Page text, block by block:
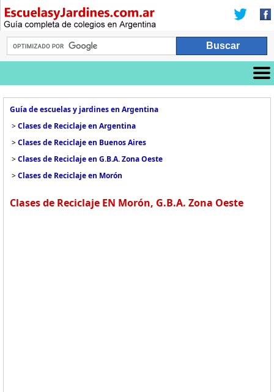
Guía de escuelas y jardines en Argentina
>Clases de Reciclaje en Argentina
>Clases de Reciclaje en Buenos Aires
>Clases de Reciclaje en G.B.A. Zona Oeste
>Clases de Reciclaje en Morón
Clases de Reciclaje EN Morón, G.B.A. Zona Oeste